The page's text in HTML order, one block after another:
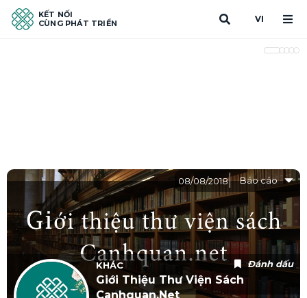
KẾT NỐI
CÙNG PHÁT TRIỂN
VI
Đánh dấu
KHÁC
Giới Thiệu Thư Viện Sách
Canhquan.net
08/08/2018 Báo cáo